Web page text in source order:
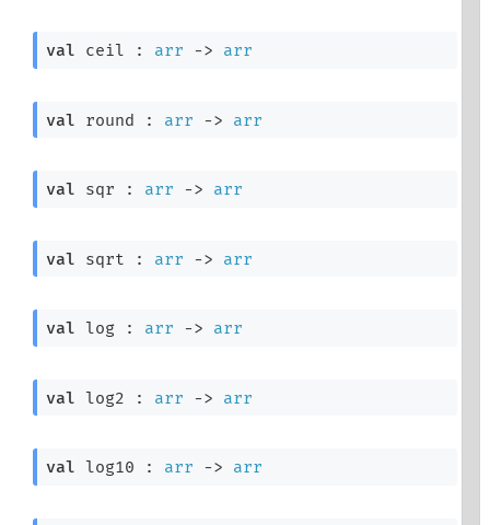
val ceil : arr -> arr
val round : arr -> arr
val sqr : arr -> arr
val sqrt : arr -> arr
val log : arr -> arr
val log2 : arr -> arr
val log10 : arr -> arr